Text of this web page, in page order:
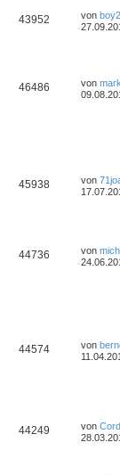
43952 von
46486 von
45938 von
44736 von
44574 von
44249 von Cord